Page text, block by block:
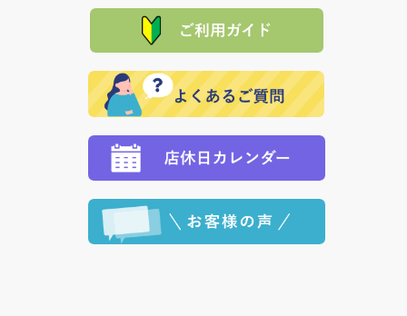
れの生産メーカーからお客様の元へ直送いたしますの
で、 それぞれ個別に送料が必要になります。
品代金を返金いたします。）
その際は誠に申し訳ありませんが、当協会までご注文
願いいたします。
た場合、お客様からの ご入金を確認した後で、商品を
※「クレジットカード」「PayPay」「楽天ペイ」を指
定された場合は、準備出来次第の便にてお送りいたし
ます。 （到着日指定をされている場合は、ご指定の日
程に合わせてお届けいたします。）